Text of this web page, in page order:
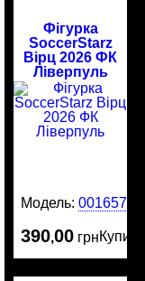
Фігурка
SoccerStarz
Вірц 2026 ФК
Ліверпуль
Модель:0016578
390,00 грнКупити